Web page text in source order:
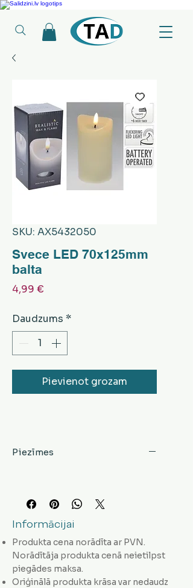
Ledusskapji, Sadzīves tehnika, Smaržas,
SKU: AX5432050
Svece LED 70x125mm
balta
4,99 €
Daudzums *
Pievienot grozam
Piezīmes
Informācijai
Produkta cena norādīta ar PVN.
Norādītāja produkta cenā neietilpst
piegādes maksa.
Oriģinālā produkta krāsa var nedaudz